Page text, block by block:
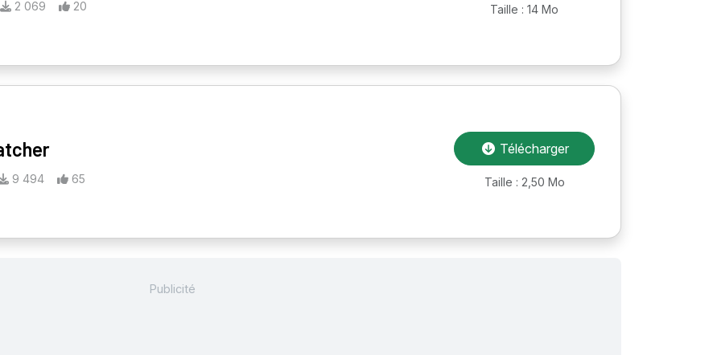
2 069 20 Taille : 14 Mo
9 494 65
Télécharger
Taille : 2,50 Mo